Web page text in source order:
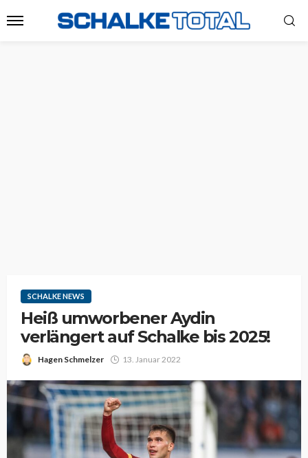
SCHALKE NEWS
Heiß umworbener Aydin
verlängert auf Schalke bis 2025!
Hagen Schmelzer 13. Januar 2022